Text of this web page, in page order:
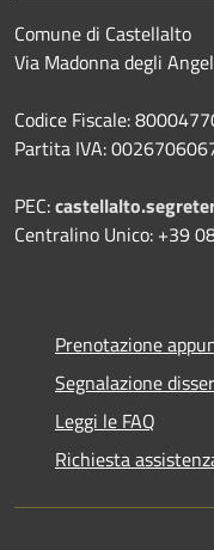
Comune di Castellalto
Via Madonna degli
Codice Fiscale:
Partita IVA:
PEC:
Centralino Unico: +39
Prenotazione
Segnalazione
Leggi le FAQ
Richiesta